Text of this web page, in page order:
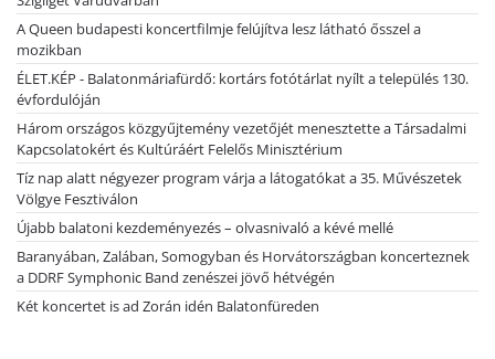
A Queen budapesti koncertfilmje felújítva lesz látható ősszel a
mozikban
ÉLET.KÉP - Balatonmáriafürdő: kortárs fotótárlat nyílt a település 130.
évfordulóján
Három országos közgyűjtemény vezetőjét menesztette a Társadalmi
Kapcsolatokért és Kultúráért Felelős Minisztérium
Tíz nap alatt négyezer program várja a látogatókat a 35. Művészetek
Völgye Fesztiválon
Újabb balatoni kezdeményezés – olvasnivaló a kévé mellé
Baranyában, Zalában, Somogyban és Horvátországban koncerteznek
a DDRF Symphonic Band zenészei jövő hétvégén
Két koncertet is ad Zorán idén Balatonfüreden